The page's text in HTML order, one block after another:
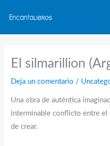
contenido
El silmarillion
Deja un comentario /
Una obra de auténtica
interminable conflicto entre el
de crear.